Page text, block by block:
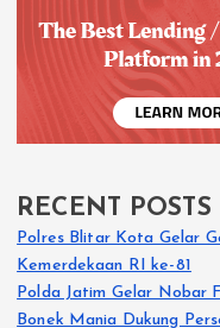
RECENT POSTS
Polres Blitar Kota Gelar
Kemerdekaan RI ke-81
Polda Jatim Gelar Nobar
Bonek Mania Dukung